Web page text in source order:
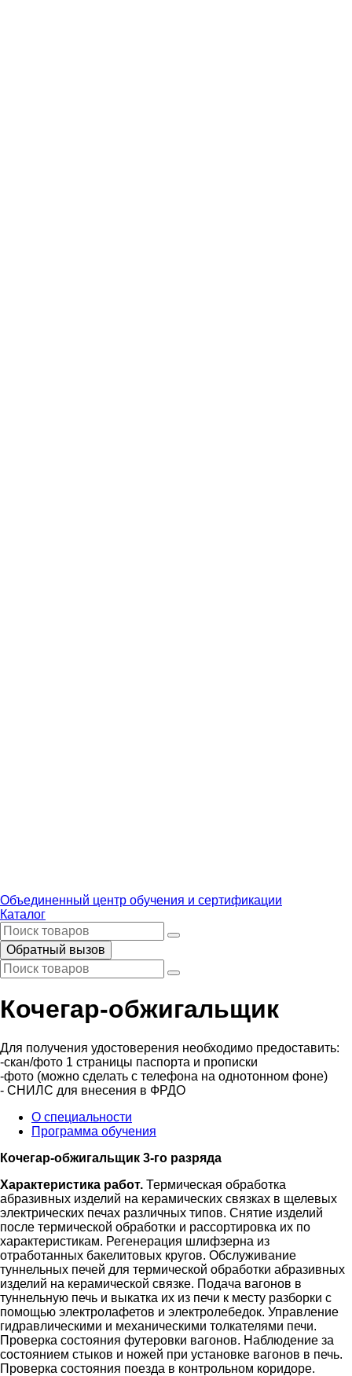
Объединенный центр обучения и сертификации
Каталог
Обратный вызов
Кочегар-обжигальщик
Для получения удостоверения необходимо предоставить:
-скан/фото 1 страницы паспорта и прописки
-фото (можно сделать с телефона на однотонном фоне)
- СНИЛС для внесения в ФРДО
О специальности
Программа обучения
Кочегар-обжигальщик 3-го разряда
Характеристика работ. Термическая обработка
абразивных изделий на керамических связках в щелевых
электрических печах различных типов. Снятие изделий
после термической обработки и рассортировка их по
характеристикам. Регенерация шлифзерна из
отработанных бакелитовых кругов. Обслуживание
туннельных печей для термической обработки абразивных
изделий на керамической связке. Подача вагонов в
туннельную печь и выкатка их из печи к месту разборки с
помощью электролафетов и электролебедок. Управление
гидравлическими и механическими толкателями печи.
Проверка состояния футеровки вагонов. Наблюдение за
состоянием стыков и ножей при установке вагонов в печь.
Проверка состояния поезда в контрольном коридоре.